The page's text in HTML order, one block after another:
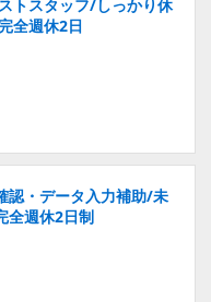
トスタッフ/しっかり休
全週休2日
認・データ入力補助/未
全週休2日制